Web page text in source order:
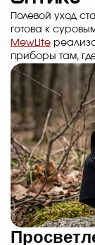
Полевой уход
готова к
MewLite
приборы там,